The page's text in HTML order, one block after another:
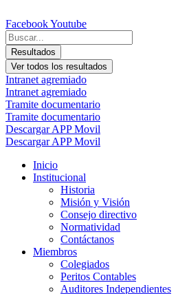
al
contenido
FacebookYoutube
Search
...Resultados
Ver todos los resultados
Intranet agremiado
Intranet agremiado
Tramite documentario
Tramite documentario
Descargar APP Movil
Descargar APP Movil
Inicio
Institucional
Historia
Misión y Visión
Consejo directivo
Normatividad
Contáctanos
Miembros
Colegiados
Peritos Contables
Auditores Independientes